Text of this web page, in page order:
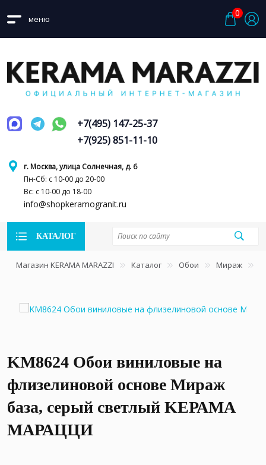
меню
0
г. Москва, улица Солнечная, д. 6
Пн-Сб: с 10-00 до 20-00
Вс: с 10-00 до 18-00
info@shopkeramogranit.ru
+7(495) 147-25-37
+7(925) 851-11-10
КАТАЛОГ
Магазин KERAMA MARAZZI Каталог Обои Мираж
KM8624 Обои виниловые на
флизелиновой основе Мираж
база, серый светлый KЕРАМА
МАРАЦЦИ